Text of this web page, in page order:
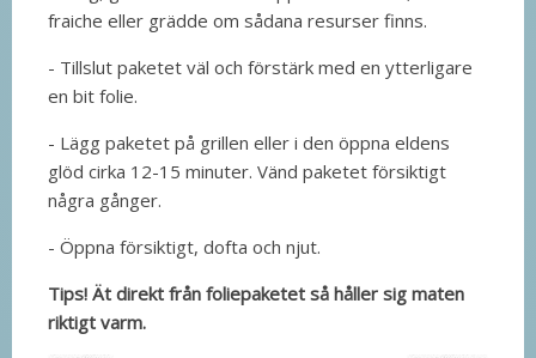
fraiche eller grädde om sådana resurser finns.
- Tillslut paketet väl och förstärk med en ytterligare
en bit folie.
- Lägg paketet på grillen eller i den öppna eldens
glöd cirka 12-15 minuter. Vänd paketet försiktigt
några gånger.
- Öppna försiktigt, dofta och njut.
Tips! Ät direkt från foliepaketet så håller sig maten
riktigt varm.